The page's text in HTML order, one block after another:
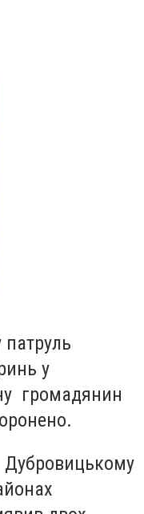
у
громадянин
Дубровицькому